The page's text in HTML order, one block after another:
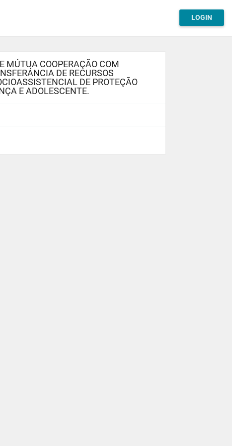
LOGIN
MÚTUA COOPERAÇÃO COM
DE RECURSOS
DE PROTEÇÃO
E ADOLESCENTE.